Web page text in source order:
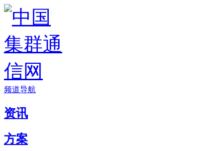
频道导航
资讯
方案